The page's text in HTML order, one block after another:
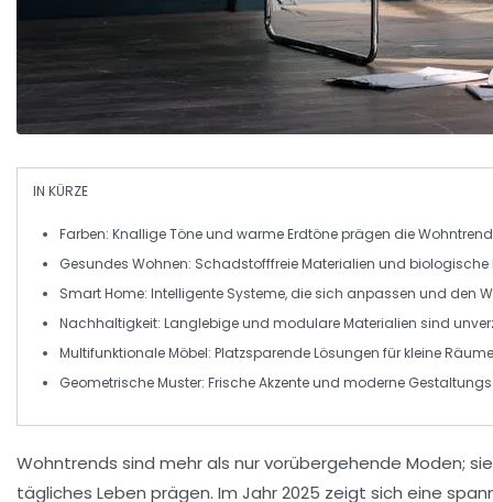
IN KÜRZE
Farben: Knallige Töne und warme Erdtöne prägen die
Gesundes Wohnen: Schadstofffreie Materialien und
Smart Home: Intelligente Systeme, die sich anpassen und den
Nachhaltigkeit: Langlebige und modulare Materialien sind
Multifunktionale Möbel: Platzsparende Lösungen für kleine
Geometrische Muster: Frische Akzente und moderne
Wohntrends sind mehr als nur vorübergehende Moden;
tägliches Leben prägen. Im Jahr 2025 zeigt sich eine